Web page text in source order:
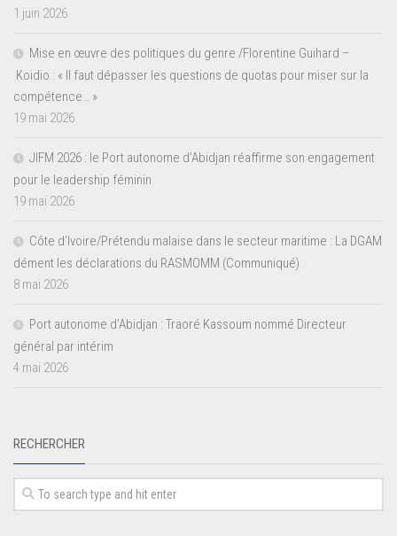
1 juin 2026
Mise en œuvre des politiques du genre /Florentine Guihard –
Koidio : « Il faut dépasser les questions de quotas pour miser sur la
compétence… »
19 mai 2026
JIFM 2026 : le Port autonome d’Abidjan réaffirme son engagement
pour le leadership féminin
19 mai 2026
Côte d’Ivoire/Prétendu malaise dans le secteur maritime : La DGAM
dément les déclarations du RASMOMM (Communiqué)
8 mai 2026
Port autonome d’Abidjan : Traoré Kassoum nommé Directeur
général par intérim
4 mai 2026
RECHERCHER